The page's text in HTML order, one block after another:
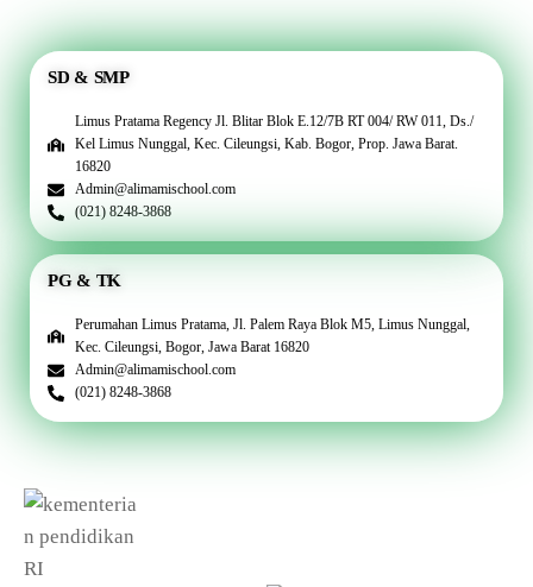
SD & SMP
Limus Pratama Regency Jl. Blitar Blok E.12/7B RT 004/ RW 011, Ds./
Kel Limus Nunggal, Kec. Cileungsi, Kab. Bogor, Prop. Jawa Barat.
16820
Admin@alimamischool.com
(021) 8248-3868
PG & TK
Perumahan Limus Pratama, Jl. Palem Raya Blok M5, Limus Nunggal,
Kec. Cileungsi, Bogor, Jawa Barat 16820
Admin@alimamischool.com
(021) 8248-3868